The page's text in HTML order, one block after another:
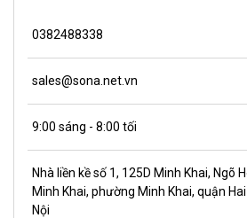
0382488338
sales@sona.net.vn
9:00 sáng - 8:00 tối
Nhà liền kề số 1, 125D Minh Khai, Ngõ
Minh Khai, phường Minh Khai, quận
Nội